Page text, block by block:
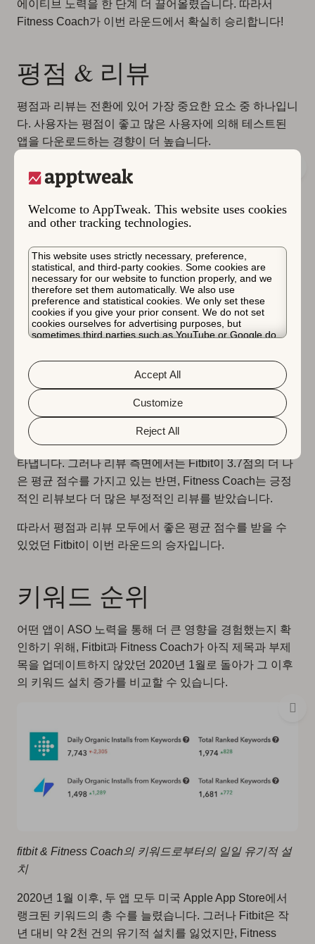
Welcome to AppTweak. This website uses cookies
and other tracking technologies.
This website uses strictly necessary, preference,
statistical, and third-party cookies. Some cookies are
necessary for our website to function properly, and we
therefore set them automatically. We also use
preference and statistical cookies. We only set these
cookies if you give your prior consent. We do not set
cookies ourselves for advertising purposes, but
sometimes third parties such as YouTube or Google do.
about the protection of your personal data and the
different cookies we use, please read our
&Privacy Policy. You can customize your cookie settings
and preferences by clicking the “Customize” button.
Reject All
Customize
Accept All
에이티브 노력을 한 단계 더 끌어올렸습니다. 따라서
Fitness Coach가 이번 라운드에서 확실히 승리합니다!
평점 & 리뷰
평점과 리뷰는 전환에 있어 가장 중요한 요소 중 하나입니
다. 사용자는 평점이 좋고 많은 사용자에 의해 테스트된
앱을 다운로드하는 경향이 더 높습니다.
지난 한 달 동안 iOS에서 Fitbit과 Fitness Coach의 평점 &
리뷰.
두 앱 모두 4점 이상의 훌륭한 평균 평점을 가지고 있지
만, Fitness Coach는 4.42점의 평균 평점으로 두각을 나
타냅니다. 그러나 리뷰 측면에서는 Fitbit이 3.7점의 더 나
은 평균 점수를 가지고 있는 반면, Fitness Coach는 긍정
적인 리뷰보다 더 많은 부정적인 리뷰를 받았습니다.
따라서 평점과 리뷰 모두에서 좋은 평균 점수를 받을 수
있었던 Fitbit이 이번 라운드의 승자입니다.
키워드 순위
어떤 앱이 ASO 노력을 통해 더 큰 영향을 경험했는지 확
인하기 위해, Fitbit과 Fitness Coach가 아직 제목과 부제
목을 업데이트하지 않았던 2020년 1월로 돌아가 그 이후
의 키워드 설치 증가를 비교할 수 있습니다.
fitbit & Fitness Coach의 키워드로부터의 일일 유기적 설
치
2020년 1월 이후, 두 앱 모두 미국 Apple App Store에서
랭크된 키워드의 총 수를 늘렸습니다. 그러나 Fitbit은 작
년 대비 약 2천 건의 유기적 설치를 잃었지만, Fitness